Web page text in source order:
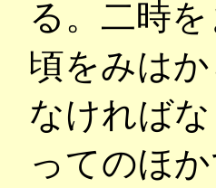
る。二時
頃をみは
なければ
ってのほ